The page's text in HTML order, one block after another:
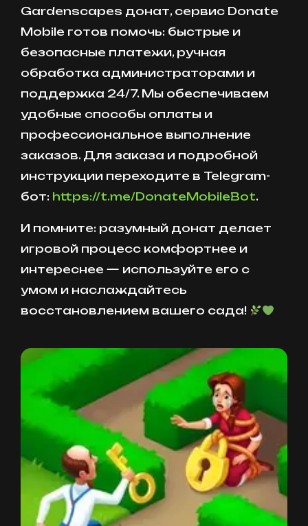
Gardenscapes донат, сервис Donate
Mobile готов помочь: быстрые и
безопасные платежи, ручная
обработка администраторами и
поддержка 24/7. Мы обеспечиваем
удобные способы оплаты и
профессиональное выполнение
заказов. Для заказа и подробной
инструкции переходите в Telegram-
бот: https://t.me/DonateMobileBot.
И помните: разумный донат делает
игровой процесс комфортнее и
интереснее — используйте его с
умом и наслаждайтесь
восстановлением вашего сада!